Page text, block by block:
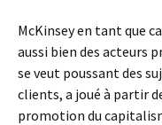
McKinsey en tant que
aussi bien des acteurs
se veut poussant des
clients, a joué à partir
promotion du